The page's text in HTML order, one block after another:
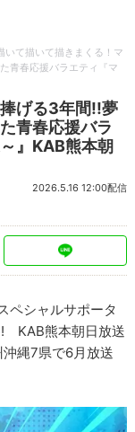
いて描いて描きまくる！マ
青春応援バラエティ『マ
げる3年間!!夢
青春応援バラ
』KAB熊本朝
2026.5.16 12:00配信
ペシャルサポータ
KAB熊本朝日放送
縄7県で6月放送